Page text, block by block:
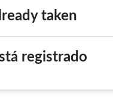
taken
registrado